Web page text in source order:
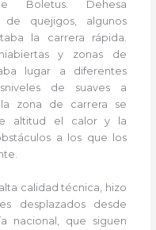
Boletus. Dehesa
de quejigos, algunos
la carrera rápida.
y zonas de
lugar a diferentes
de suaves a
zona de carrera se
altitud el calor y la
a los que los
calidad técnica, hizo
desplazados desde
nacional, que siguen